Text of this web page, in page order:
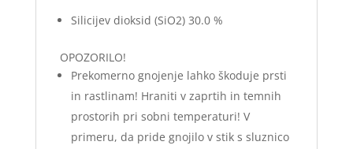
Silicijev dioksid (SiO2) 30.0 %
OPOZORILO!
Prekomerno gnojenje lahko škoduje prsti
in rastlinam! Hraniti v zaprtih in temnih
prostorih pri sobni temperaturi! V
primeru, da pride gnojilo v stik s sluznico